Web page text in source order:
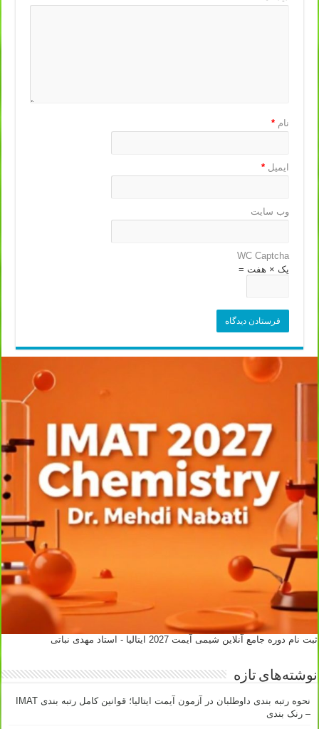
نام*
ایمیل*
وب‌ سایت
WC Captcha
یک × هفت =
ثبت نام دوره جامع آنلاین شیمی آیمت 2027 ایتالیا - استاد مهدی نباتی
نوشته‌های تازه
نحوه رتبه بندی داوطلبان در آزمون آیمت ایتالیا؛ قوانین کامل رتبه بندی IMAT
– رنک بندی